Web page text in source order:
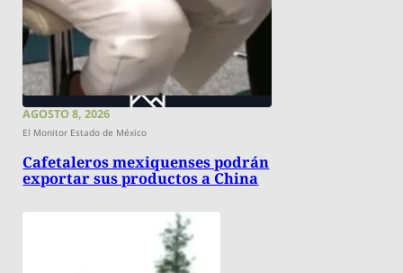
AGOSTO 8, 2026
El Monitor Estado de México
Cafetaleros mexiquenses podrán
exportar sus productos a China